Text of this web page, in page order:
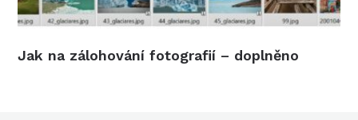
Jak na zálohování fotografií – doplněno